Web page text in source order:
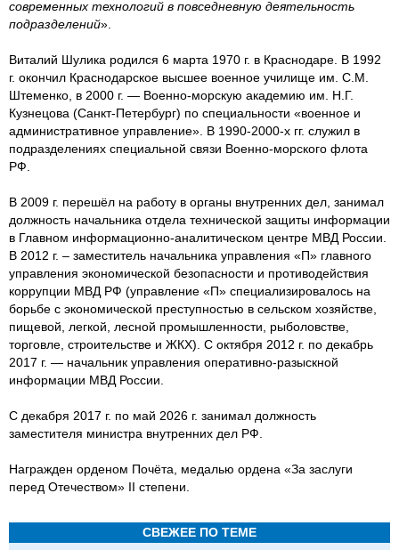
современных технологий в повседневную деятельность
подразделений».
Виталий Шулика родился 6 марта 1970 г. в Краснодаре. В 1992
г. окончил Краснодарское высшее военное училище им. С.М.
Штеменко, в 2000 г. — Военно-морскую академию им. Н.Г.
Кузнецова (Санкт-Петербург) по специальности «военное и
административное управление». В 1990-2000-х гг. служил в
подразделениях специальной связи Военно-морского флота
РФ.
В 2009 г. перешёл на работу в органы внутренних дел, занимал
должность начальника отдела технической защиты информации
в Главном информационно-аналитическом центре МВД России.
В 2012 г. – заместитель начальника управления «П» главного
управления экономической безопасности и противодействия
коррупции МВД РФ (управление «П» специализировалось на
борьбе с экономической преступностью в сельском хозяйстве,
пищевой, легкой, лесной промышленности, рыболовстве,
торговле, строительстве и ЖКХ). С октября 2012 г. по декабрь
2017 г. — начальник управления оперативно-разыскной
информации МВД России.
С декабря 2017 г. по май 2026 г. занимал должность
заместителя министра внутренних дел РФ.
Награжден орденом Почёта, медалью ордена «За заслуги
перед Отечеством» II степени.
СВЕЖЕЕ ПО ТЕМЕ